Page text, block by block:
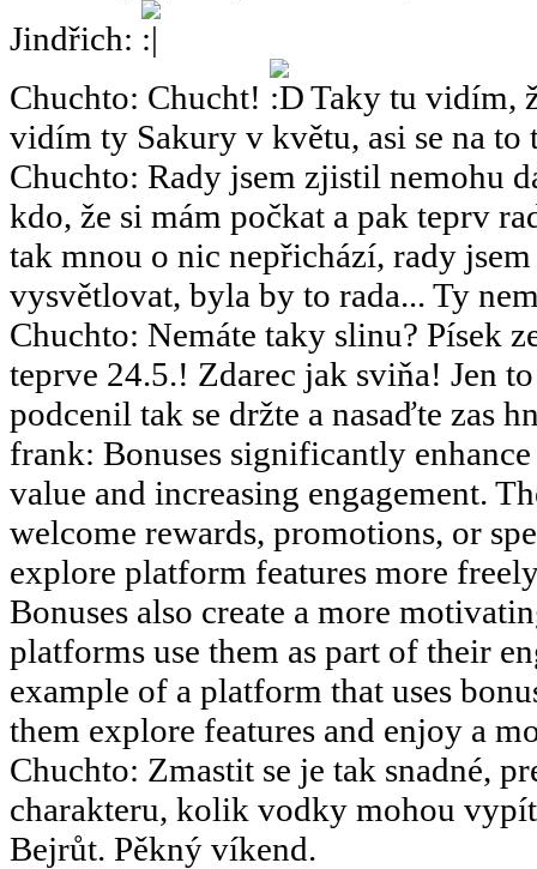
Jindřich:
Chuchto: Chucht!
Taky tu vidím,
vidím ty Sakury v květu, asi se na to
Chuchto: Rady jsem zjistil nemohu
kdo, že si mám počkat a pak teprv
tak mnou o nic nepřichází, rady
vysvětlovat, byla by to rada... Ty
Chuchto: Nemáte taky slinu? Písek
teprve 24.5.! Zdarec jak sviňa! Jen
podcenil tak se držte a nasaďte zas
frank: Bonuses significantly
value and increasing engagement.
welcome rewards, promotions, or
explore platform features more
Bonuses also create a more
platforms use them as part of their
example of a platform that uses
them explore features and enjoy a
Chuchto: Zmastit se je tak snadné,
charakteru, kolik vodky mohou
Bejrůt. Pěkný víkend.